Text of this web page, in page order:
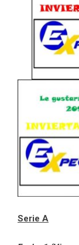
Serie A